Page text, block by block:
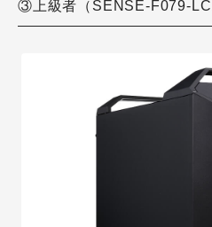
③上級者（SENSE-F079-